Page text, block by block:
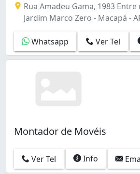
Rua Amadeu Gama, 1983
Jardim Marco Zero - Macapá -
Whatsapp Ver Tel
Montador de Movéis
Ver Tel Info